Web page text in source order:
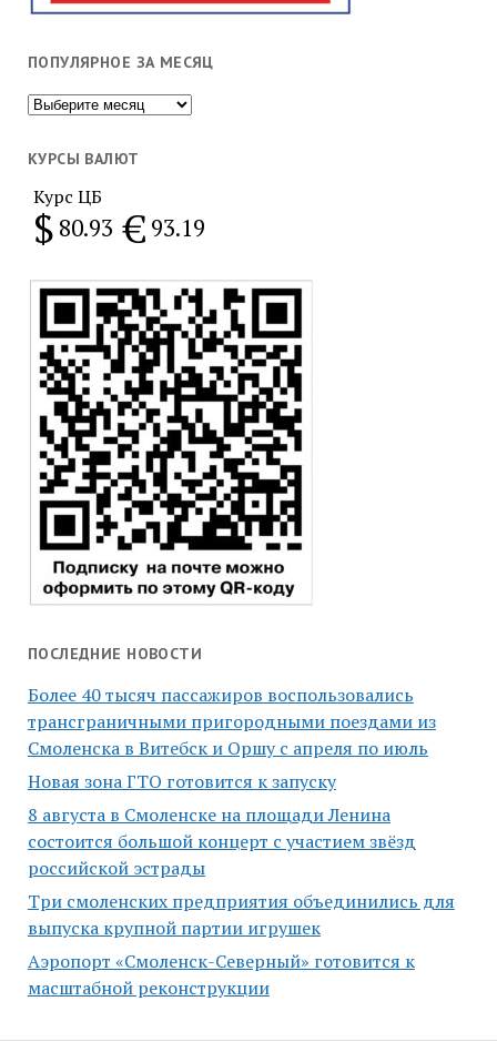
ПОПУЛЯРНОЕ ЗА МЕСЯЦ
Популярное
месяц
КУРСЫ ВАЛЮТ
Курс ЦБ
$ 80.93 € 93.19
ПОСЛЕДНИЕ НОВОСТИ
Более 40 тысяч пассажиров воспользовались
трансграничными пригородными поездами из
Смоленска в Витебск и Оршу с апреля по июль
Новая зона ГТО готовится к запуску
8 августа в Смоленске на площади Ленина
состоится большой концерт с участием звёзд
российской эстрады
Три смоленских предприятия объединились для
выпуска крупной партии игрушек
Аэропорт «Смоленск-Северный» готовится к
масштабной реконструкции